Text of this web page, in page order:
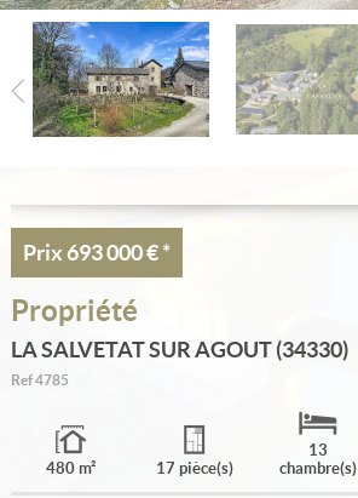
Créer une alerte
Ma sélection
Contact
Prix693 000 €*
Propriété
LA SALVETAT SUR AGOUT (34330)
Ref4785
480 m² 17 pièce(s)
13
chambre(s)